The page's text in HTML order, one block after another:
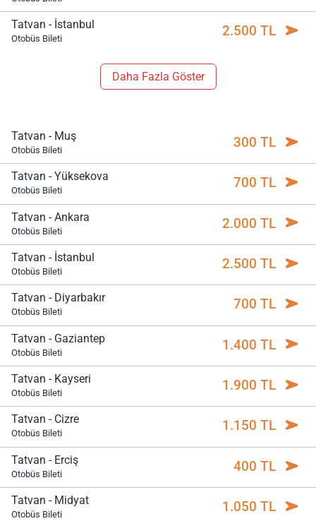
Tatvan - İstanbul
Otobüs Bileti 2.500 TL
Daha Fazla Göster
Tatvan - Muş
Otobüs Bileti 300 TL
Tatvan - Yüksekova
Otobüs Bileti 700 TL
Tatvan - Ankara
Otobüs Bileti 2.000 TL
Tatvan - İstanbul
Otobüs Bileti 2.500 TL
Tatvan - Diyarbakır
Otobüs Bileti 700 TL
Tatvan - Gaziantep
Otobüs Bileti 1.400 TL
Tatvan - Kayseri
Otobüs Bileti 1.900 TL
Tatvan - Cizre
Otobüs Bileti 1.150 TL
Tatvan - Erciş
Otobüs Bileti 400 TL
Tatvan - Midyat
Otobüs Bileti 1.050 TL